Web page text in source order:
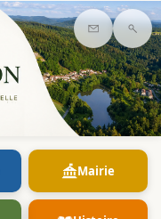
Contact
Mairie